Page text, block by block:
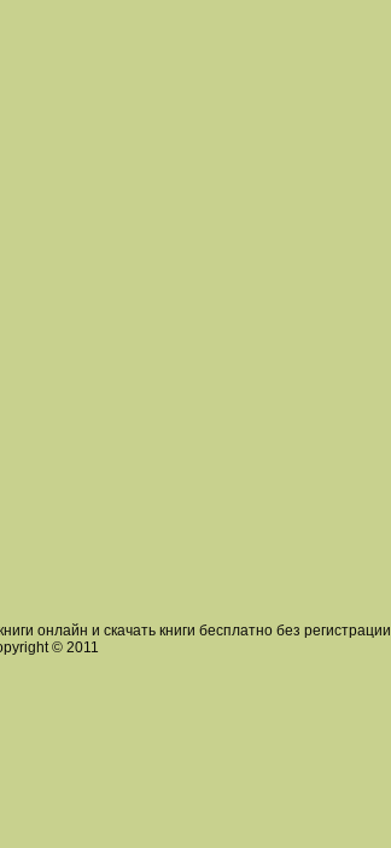
онлайн и скачать книги бесплатно без регистрации
© 2011